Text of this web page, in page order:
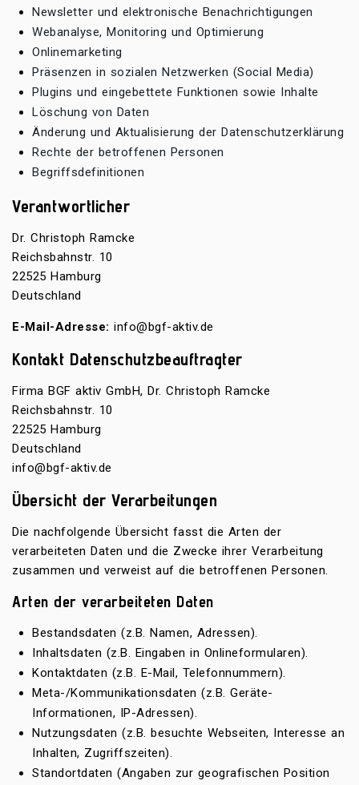
Newsletter und elektronische Benachrichtigungen
Webanalyse, Monitoring und Optimierung
Onlinemarketing
Präsenzen in sozialen Netzwerken (Social Media)
Plugins und eingebettete Funktionen sowie Inhalte
Löschung von Daten
Änderung und Aktualisierung der Datenschutzerklärung
Rechte der betroffenen Personen
Begriffsdefinitionen
Verantwortlicher
Dr. Christoph Ramcke
Reichsbahnstr. 10
22525 Hamburg
Deutschland
E-Mail-Adresse: info@bgf-aktiv.de
Kontakt Datenschutzbeauftragter
Firma BGF aktiv GmbH, Dr. Christoph Ramcke
Reichsbahnstr. 10
22525 Hamburg
Deutschland
info@bgf-aktiv.de
Übersicht der Verarbeitungen
Die nachfolgende Übersicht fasst die Arten der
verarbeiteten Daten und die Zwecke ihrer Verarbeitung
zusammen und verweist auf die betroffenen Personen.
Arten der verarbeiteten Daten
Bestandsdaten (z.B. Namen, Adressen).
Inhaltsdaten (z.B. Eingaben in Onlineformularen).
Kontaktdaten (z.B. E-Mail, Telefonnummern).
Meta-/Kommunikationsdaten (z.B. Geräte-
Informationen, IP-Adressen).
Nutzungsdaten (z.B. besuchte Webseiten, Interesse an
Inhalten, Zugriffszeiten).
Standortdaten (Angaben zur geografischen Position